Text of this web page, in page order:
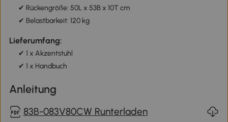
✔ Rückengröße: 50L x 53B x 10T cm
✔ Belastbarkeit: 120 kg
Lieferumfang:
✔ 1 x Akzentstuhl
✔ 1 x Handbuch
Anleitung
83B-083V80CW Runterladen